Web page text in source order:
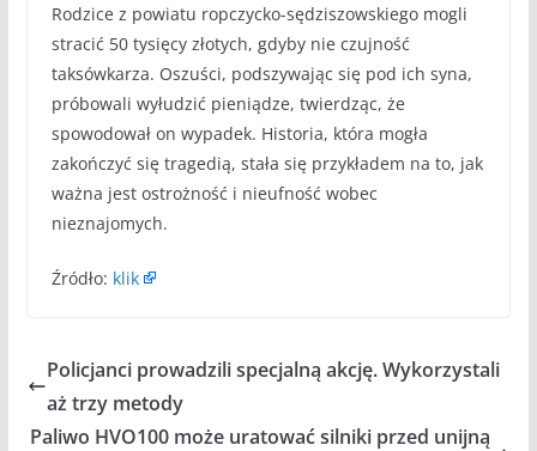
Rodzice z powiatu ropczycko-sędziszowskiego mogli
stracić 50 tysięcy złotych, gdyby nie czujność
taksówkarza. Oszuści, podszywając się pod ich syna,
próbowali wyłudzić pieniądze, twierdząc, że
spowodował on wypadek. Historia, która mogła
zakończyć się tragedią, stała się przykładem na to, jak
ważna jest ostrożność i nieufność wobec
nieznajomych.
Źródło: klik
Policjanci prowadzili specjalną akcję. Wykorzystali
aż trzy metody
Paliwo HVO100 może uratować silniki przed unijną